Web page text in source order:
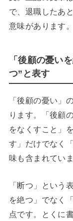
で、退職したあ
意味があります。
「後顧の憂い
つ”と表す
「後顧の憂い」
ります。「後顧
をなくすこと」
す」だけでなく
味も含まれていま
「断つ」という
を絶つ」でなく
点です。とくに